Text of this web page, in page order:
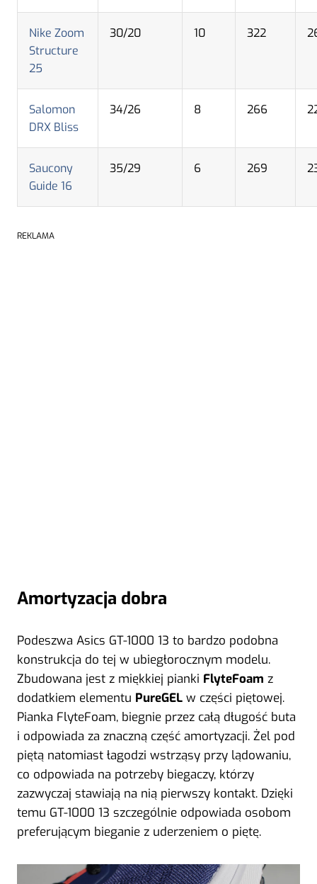
Nike Zoom
Structure
25
30/20 10 322
Salomon
DRX Bliss
34/26 8 266
Saucony
Guide 16
35/29 6 269
REKLAMA
Amortyzacja dobra
Podeszwa Asics GT-1000 13 to bardzo podobna
konstrukcja do tej w ubiegłorocznym modelu.
Zbudowana jest z miękkiej pianki FlyteFoam z
dodatkiem elementu PureGEL w części piętowej.
Pianka FlyteFoam, biegnie przez całą długość buta
i odpowiada za znaczną część amortyzacji. Żel pod
piętą natomiast łagodzi wstrząsy przy lądowaniu,
co odpowiada na potrzeby biegaczy, którzy
zazwyczaj stawiają na nią pierwszy kontakt. Dzięki
temu GT-1000 13 szczególnie odpowiada osobom
preferującym bieganie z uderzeniem o piętę.